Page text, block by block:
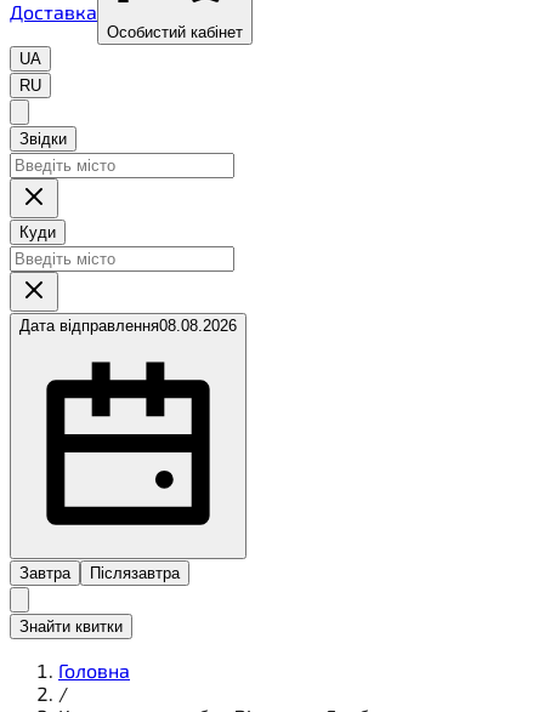
Доставка
Особистий кабінет
UA
RU
Звідки
Куди
Дата відправлення08.08.2026
Завтра Післязавтра
Знайти квитки
Головна
/